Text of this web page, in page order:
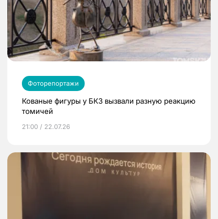
Фоторепортажи
Кованые фигуры у БКЗ вызвали разную реакцию
томичей
21:00 / 22.07.26